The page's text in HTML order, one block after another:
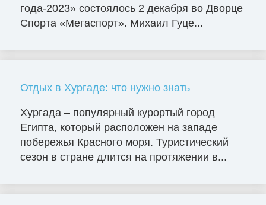
года-2023» состоялось 2 декабря во Дворце
Cпорта «Мегаспорт». Михаил Гуце...
Отдых в Хургаде: что нужно знать
Хургада – популярный курортый город
Египта, который расположен на западе
побережья Красного моря. Туристический
сезон в стране длится на протяжении в...